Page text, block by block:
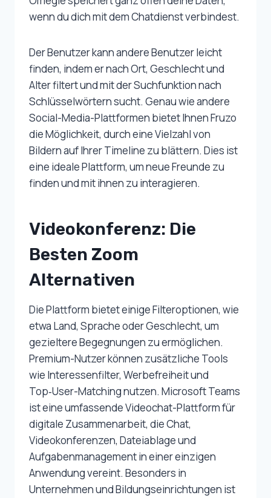
wenn du dich mit dem Chatdienst verbindest.
Der Benutzer kann andere Benutzer leicht
finden, indem er nach Ort, Geschlecht und
Alter filtert und mit der Suchfunktion nach
Schlüsselwörtern sucht. Genau wie andere
Social-Media-Plattformen bietet Ihnen Fruzo
die Möglichkeit, durch eine Vielzahl von
Bildern auf Ihrer Timeline zu blättern. Dies ist
eine ideale Plattform, um neue Freunde zu
finden und mit ihnen zu interagieren.
Videokonferenz: Die
Besten Zoom
Alternativen
Die Plattform bietet einige Filteroptionen, wie
etwa Land, Sprache oder Geschlecht, um
gezieltere Begegnungen zu ermöglichen.
Premium-Nutzer können zusätzliche Tools
wie Interessenfilter, Werbefreiheit und
Top‑User-Matching nutzen. Microsoft Teams
ist eine umfassende Videochat-Plattform für
digitale Zusammenarbeit, die Chat,
Videokonferenzen, Dateiablage und
Aufgabenmanagement in einer einzigen
Anwendung vereint. Besonders in
Unternehmen und Bildungseinrichtungen ist